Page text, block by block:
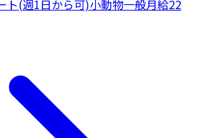
ト(週1日から可)小動物一般月給22